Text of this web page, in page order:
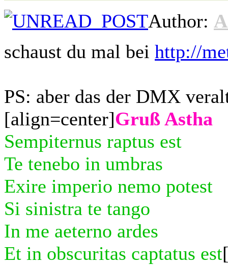
Author:
schaust du mal bei http://
PS: aber das der DMX
[align=center]Gruß Astha
Sempiternus raptus est
Te tenebo in umbras
Exire imperio nemo potest
Si sinistra te tango
In me aeterno ardes
Et in obscuritas captatus est